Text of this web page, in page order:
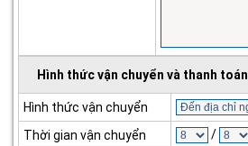
Hình thức vận chuyển và thanh toán
Hình thức vận chuyển
Thời gian vận chuyển
/